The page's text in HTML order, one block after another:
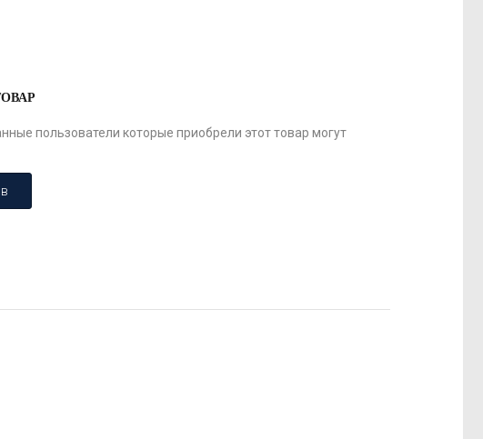
пользователи которые приобрели этот товар могут